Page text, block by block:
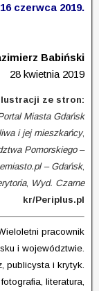
czerwca 2019.
Babiński
28 kwietnia 2019
ze stron:
Miasta Gdańsk
i jej mieszkańcy,
Pomorskiego–
– Gdańsk,
, Wyd. Czarne
kr/Periplus.pl
pracownik
i województwie.
publicysta i krytyk.
literatura,